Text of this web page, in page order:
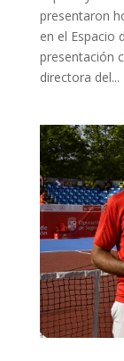
presentaron
en el Espacio
presentación
directora del...